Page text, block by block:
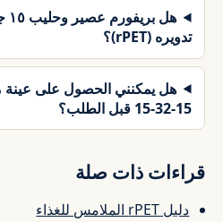
تدويره (rPET)؟
15-32-15 قبل الطلب؟
قراءات ذات صلة
دليل rPET الملامس للغذاء